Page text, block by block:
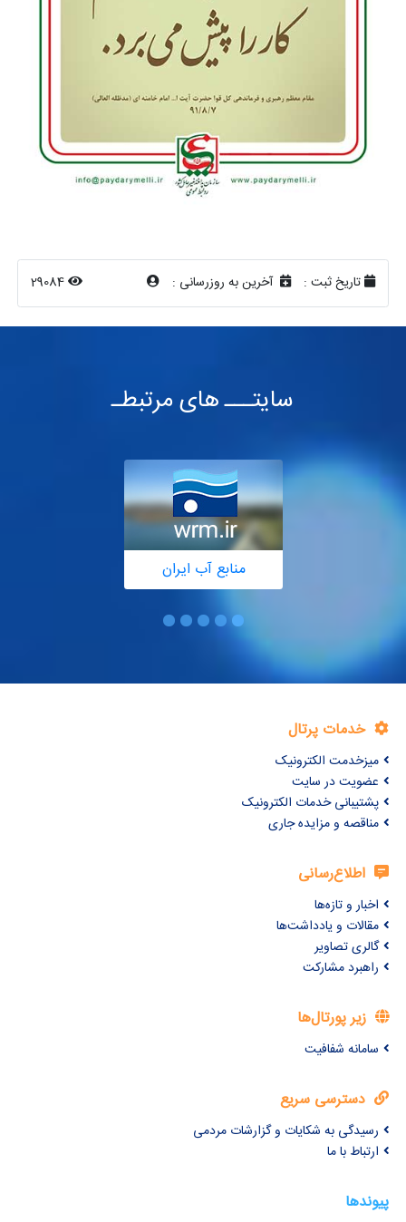
تاریخ ثبت : آخرین به روزرسانی : 29084
سایتـــ های مرتبطـ
منابع آب ایران
خدمات پرتال
میزخدمت الکترونیک
عضویت در سایت
پشتیبانی خدمات الکترونیک
مناقصه و مزایده جاری
اطلاع‌رسانی
اخبار و تازه‌ها
مقالات و یادداشت‌ها
گالری تصاویر
راهبرد مشارکت
زیر پورتال‌ها
سامانه شفافیت
دسترسی سریع
رسیدگی به شکایات و گزارشات مردمی
ارتباط با ما
پیوندها